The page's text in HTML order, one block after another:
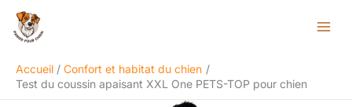
Aller
Accueil
Confort et habitat du chien
Test du coussin apaisant XXL One PETS-TOP pour chien
Rechercher